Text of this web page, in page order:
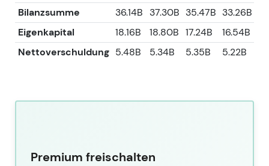
Bilanzsumme
36.14B 37.30B 35.47B 33.26B
Eigenkapital
18.16B 18.80B 17.24B 16.54B
Nettoverschuldung 5.48B 5.34B 5.35B 5.22B
Premium freischalten